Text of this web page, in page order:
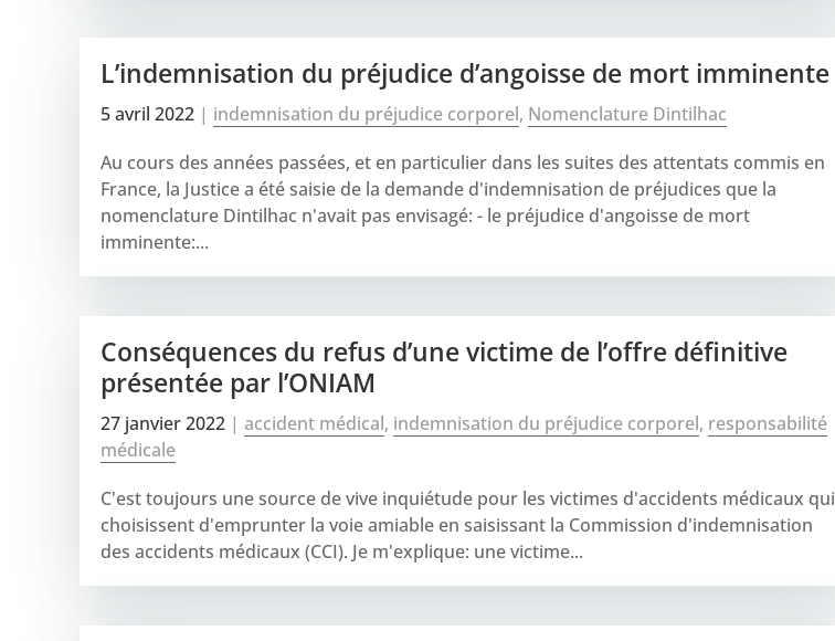
L’indemnisation du préjudice d’angoisse de mort imminente
5 avril 2022 | indemnisation du préjudice corporel, Nomenclature Dintilhac
Au cours des années passées, et en particulier dans les suites des attentats commis en
France, la Justice a été saisie de la demande d'indemnisation de préjudices que la
nomenclature Dintilhac n'avait pas envisagé: - le préjudice d'angoisse de mort
imminente:...
Conséquences du refus d’une victime de l’offre définitive
présentée par l’ONIAM
27 janvier 2022 | accident médical, indemnisation du préjudice corporel, responsabilité
médicale
C'est toujours une source de vive inquiétude pour les victimes d'accidents médicaux qui
choisissent d'emprunter la voie amiable en saisissant la Commission d'indemnisation
des accidents médicaux (CCI). Je m'explique: une victime...